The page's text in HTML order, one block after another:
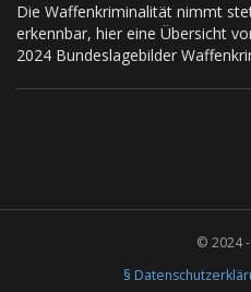
Die Waffenkriminalität nimmt
erkennbar, hier eine Übersicht
2024 Bundeslagebilder
© 2024
§